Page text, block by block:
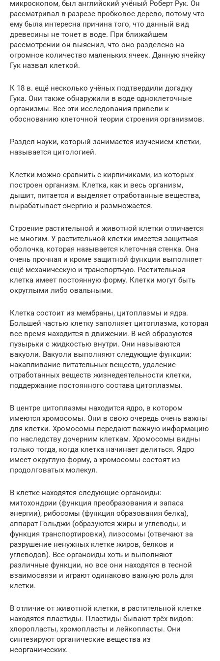
микроскопом, был английский учёный Роберт Рук. Он
рассматривал в разрезе пробковое дерево, потому что
ему была интересна причина того, что данный вид
древесины не тонет в воде. При ближайшем
рассмотрении он выяснил, что оно разделено на
огромное количество маленьких ячеек. Данную ячейку
Гук назвал клеткой.
К 18 в. ещё несколько учёных подтвердили догадку
Гука. Они также обнаружили в воде одноклеточные
организмы. Все эти исследования привели к
обоснованию клеточной теории строения организмов.
Раздел науки, который занимается изучением клетки,
называется цитологией.
Клетки можно сравнить с кирпичиками, из которых
построен организм. Клетка, как и весь организм,
дышит, питается и выделяет отработанные вещества,
вырабатывает энергию и размножается.
Строение растительной и животной клетки отличается
не многим. У растительной клетки имеется защитная
оболочка, которая называется клеточная стенка. Она
очень прочная и кроме защитной функции выполняет
ещё механическую и транспортную. Растительная
клетка имеет постоянную форму. Клетки могут быть
округлыми либо овальными.
Клетка состоит из мембраны, цитоплазмы и ядра.
Большей частью клетку заполняет цитоплазма, которая
все время находится в движении. В ней образуются
пузырьки с жидкостью внутри. Они называются
вакуоли. Вакуоли выполняют следующие функции:
накапливание питательных веществ, удаление
отработанных веществ жизнедеятельности клетки,
поддержание постоянного состава цитоплазмы.
В центре цитоплазмы находится ядро, в котором
имеются хромосомы. Они в свою очередь очень важны
для клетки. Хромосомы передают важную информацию
по наследству дочерним клеткам. Хромосомы видны
только тогда, когда клетка начинает делиться. Ядро
имеет округлую форму, а хромосомы состоят из
продолговатых молекул.
В клетке находятся следующие органоиды:
митохондрии (функция преобразования и запаса
энергии), рибосомы (функция образования белка),
аппарат Гольджи (образуются жиры и углеводы, и
функция транспортировки), лизосомы (отвечают за
разрушение ненужных клетке жиров, белков и
углеводов). Все органоиды хоть и выполняют
различные функции, но все они находятся в тесной
взаимосвязи и играют одинаково важную роль для
клетки.
В отличие от животной клетки, в растительной клетке
находятся пластиды. Пластиды бывают трёх видов:
хлоропласты, хромопласты и лейкопласты. Они
синтезируют органические вещества из
неорганических.